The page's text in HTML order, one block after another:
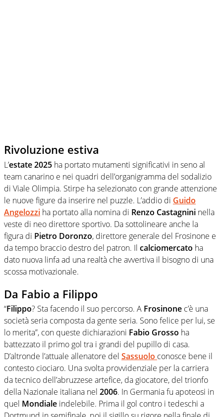
Rivoluzione estiva
L’estate 2025 ha portato mutamenti significativi in seno al
team canarino e nei quadri dell’organigramma del sodalizio
di Viale Olimpia. Stirpe ha selezionato con grande attenzione
le nuove figure da inserire nel puzzle. L’addio di Guido
Angelozzi ha portato alla nomina di Renzo Castagnini nella
veste di neo direttore sportivo. Da sottolineare anche la
figura di Pietro Doronzo, direttore generale del Frosinone e
da tempo braccio destro del patron. Il calciomercato ha
dato nuova linfa ad una realtà che avvertiva il bisogno di una
scossa motivazionale.
Da Fabio a Filippo
“Filippo? Sta facendo il suo percorso. A Frosinone c’è una
società seria composta da gente seria. Sono felice per lui, se
lo merita”, con queste dichiarazioni Fabio Grosso ha
battezzato il primo gol tra i grandi del pupillo di casa.
D’altronde l’attuale allenatore del Sassuolo conosce bene il
contesto ciociaro. Una svolta provvidenziale per la carriera
da tecnico dell’abruzzese artefice, da giocatore, del trionfo
della Nazionale italiana nel 2006. In Germania fu apoteosi in
quel Mondiale indelebile. Prima il gol contro i tedeschi a